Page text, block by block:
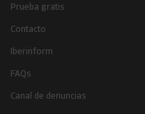
Prueba gratis
Contacto
Iberinform
FAQs
Canal de denuncias